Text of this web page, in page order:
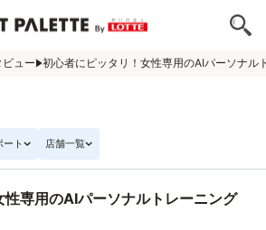
ュー 初心者にピッタリ！女性専用のAIパーソナル
ート 店舗一覧
専用のAIパーソナルトレーニング